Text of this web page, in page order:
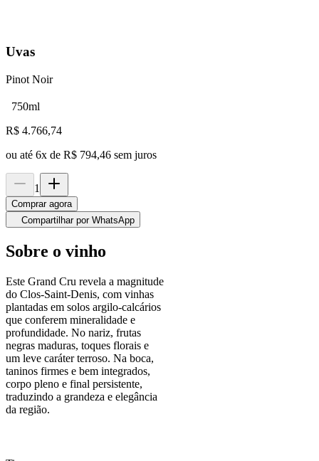
Uvas
Pinot Noir
750ml
R$ 4.766,74
ou até 6x de R$ 794,46 sem juros
1
Comprar agora
Compartilhar por WhatsApp
Sobre o vinho
Este Grand Cru revela a magnitude
do Clos-Saint-Denis, com vinhas
plantadas em solos argilo-calcários
que conferem mineralidade e
profundidade. No nariz, frutas
negras maduras, toques florais e
um leve caráter terroso. Na boca,
taninos firmes e bem integrados,
corpo pleno e final persistente,
traduzindo a grandeza e elegância
da região.